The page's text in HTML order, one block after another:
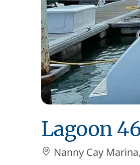
Lagoon
Nanny Cay